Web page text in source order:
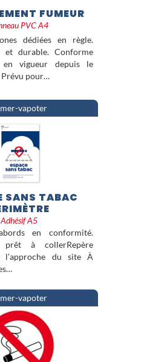
FUMEUR
PVC A4
dédiées en règle.
et durable. Conforme
en vigueur depuis le
pour…
vapoter
SANS TABAC
Adhésif A5
en conformité.
à collerRepère
l’approche du site À
vapoter